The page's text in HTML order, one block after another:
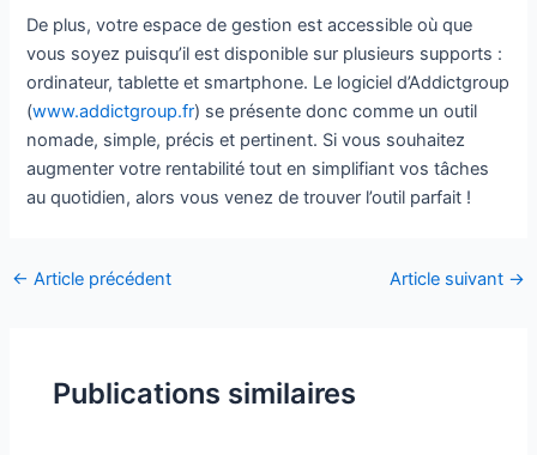
De plus, votre espace de gestion est accessible où que
vous soyez puisqu’il est disponible sur plusieurs supports :
ordinateur, tablette et smartphone. Le logiciel d’Addictgroup
(www.addictgroup.fr) se présente donc comme un outil
nomade, simple, précis et pertinent. Si vous souhaitez
augmenter votre rentabilité tout en simplifiant vos tâches
au quotidien, alors vous venez de trouver l’outil parfait !
← Article précédent Article suivant →
Publications similaires